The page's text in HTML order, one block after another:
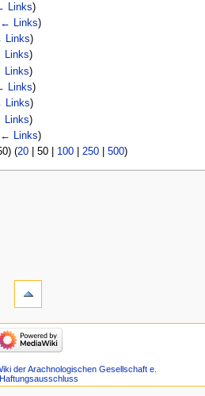
Links)
← Links)
Links)
Links)
Links)
Links)
Links)
Links)
← Links)
) (20| 50| 100| 250| 500)
der Arachnologischen Gesellschaft e.
Haftungsausschluss